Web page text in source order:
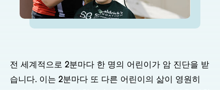
전 세계적으로 2분마다 한 명의 어린이가 암 진단을 받
습니다. 이는 2분마다 또 다른 어린이의 삶이 영원히